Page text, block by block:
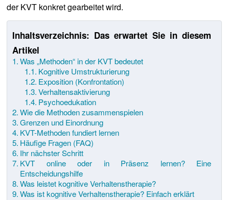
der KVT konkret gearbeitet wird.
Inhaltsverzeichnis: Das erwartet Sie in diesem
Artikel
Was „Methoden“ in der KVT bedeutet
Kognitive Umstrukturierung
Exposition (Konfrontation)
Verhaltensaktivierung
Psychoedukation
Wie die Methoden zusammenspielen
Grenzen und Einordnung
KVT-Methoden fundiert lernen
Häufige Fragen (FAQ)
Ihr nächster Schritt
KVT online oder in Präsenz lernen? Eine
Entscheidungshilfe
Was leistet kognitive Verhaltenstherapie?
Was ist kognitive Verhaltenstherapie? Einfach erklärt